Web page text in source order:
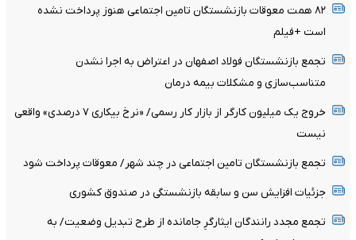
۸۲ همت معوقات بازنشستگان تامین اجتماعی هنوز پرداخت نشده
است +فیلم
تجمع بازنشستگان فولاد اصفهان در اعتراض به اجرا نشدن
متناسب‌سازی و مشکلات بیمه درمان
خروج یک میلیون کارگر از بازار کار رسمی/ «نرخ بیکاری ۷ درصدی» واقعی
نیست
تجمع بازنشستگان تامین اجتماعی در چند شهر/ معوقات پرداخت شود
جزئیات افزایش سن و سابقه بازنشستگی در صندوق کشوری
تجمع مجدد رانندگان ایثارگرِ جامانده از طرح تبدیل وضعیت/ به